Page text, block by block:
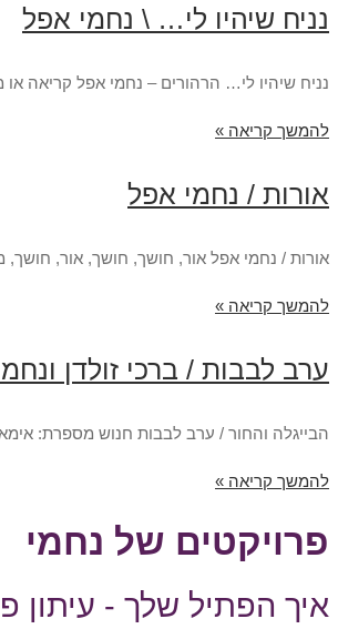
נניח שיהיו לי… \ נחמי אפל
נניח שיהיו לי… הרהורים – נחמי אפל קריאה
להמשך קריאה »
אורות / נחמי אפל
אורות / נחמי אפל אור, חושך, חושך, אור,
להמשך קריאה »
ערב לבבות / ברכי זולדן
הבייגלה והחור / ערב לבבות חנוש מספרת:
להמשך קריאה »
פרויקטים של נחמי
איך הפתיל שלך - עיתון